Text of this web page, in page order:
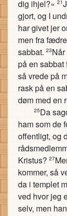
dig ihjel?« 21
gjort, og I
har givet jer
men fra
sabbat. 23
på en sabbat
så vrede på
rask på en
døm med en
25Da
ham som de
offentligt, og
Kristus? 27
kommer, så
da i templet
ved hvor jeg
selv, men